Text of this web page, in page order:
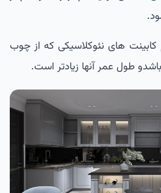
های نئوکلاسیکی که از چوب
طول عمر آنها زیادتر است.